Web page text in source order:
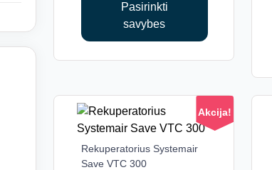
Pasirinkti
savybes
be
chosen
Akcija!
Rekuperatorius Systemair
Save VTC 300
This
product